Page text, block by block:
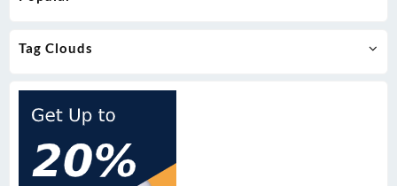
Tag Clouds